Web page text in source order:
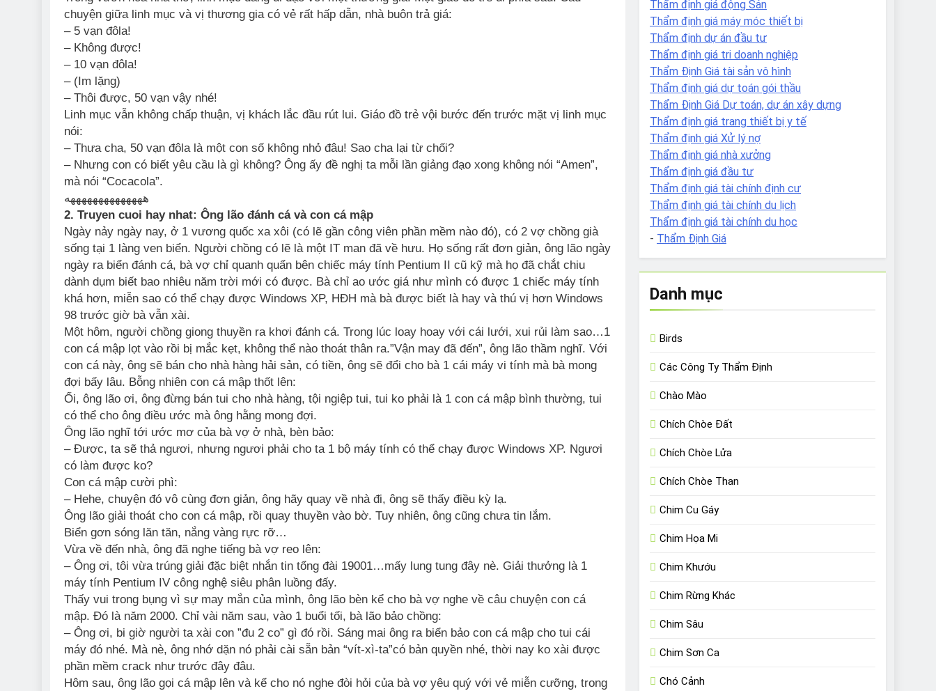
chuyện giữa linh mục và vị thương gia có vẻ rất hấp dẫn, nhà buôn trả giá:
– 5 vạn đôla!
– Không được!
– 10 vạn đôla!
– (Im lặng)
– Thôi được, 50 vạn vậy nhé!
Linh mục vẫn không chấp thuận, vị khách lắc đầu rút lui. Giáo đồ trẻ vội bước đến trước mặt vị linh mục
nói:
– Thưa cha, 50 vạn đôla là một con số không nhỏ đâu! Sao cha lại từ chối?
– Nhưng con có biết yêu cầu là gì không? Ông ấy đề nghị ta mỗi lần giảng đạo xong không nói “Amen”,
mà nói “Cocacola”.
ههههههههههههههه
2. Truyen cuoi hay nhat: Ông lão đánh cá và con cá mập
Ngày nảy ngày nay, ở 1 vương quốc xa xôi (có lẽ gần công viên phần mềm nào đó), có 2 vợ chồng già
sống tại 1 làng ven biển. Người chồng có lẽ là một IT man đã về hưu. Họ sống rất đơn giản, ông lão ngày
ngày ra biển đánh cá, bà vợ chỉ quanh quẩn bên chiếc máy tính Pentium II cũ kỹ mà họ đã chắt chiu
dành dụm biết bao nhiêu năm trời mới có được. Bà chỉ ao ước giá như mình có được 1 chiếc máy tính
khá hơn, miễn sao có thể chạy được Windows XP, HĐH mà bà được biết là hay và thú vị hơn Windows
98 trước giờ bà vẫn xài.
Một hôm, người chồng giong thuyền ra khơi đánh cá. Trong lúc loay hoay với cái lưới, xui rủi làm sao…1
con cá mập lọt vào rồi bị mắc kẹt, không thể nào thoát thân ra.”Vận may đã đến”, ông lão thầm nghĩ. Với
con cá này, ông sẽ bán cho nhà hàng hải sản, có tiền, ông sẽ đổi cho bà 1 cái máy vi tính mà bà mong
đợi bấy lâu. Bỗng nhiên con cá mập thốt lên:
Ối, ông lão ơi, ông đừng bán tui cho nhà hàng, tội ngiệp tui, tui ko phải là 1 con cá mập bình thường, tui
có thể cho ông điều ước mà ông hằng mong đợi.
Ông lão nghĩ tới ước mơ của bà vợ ở nhà, bèn bảo:
– Được, ta sẽ thả ngươi, nhưng ngươi phải cho ta 1 bộ máy tính có thể chạy được Windows XP. Ngươi
có làm được ko?
Con cá mập cười phì:
– Hehe, chuyện đó vô cùng đơn giản, ông hãy quay về nhà đi, ông sẽ thấy điều kỳ lạ.
Ông lão giải thoát cho con cá mập, rồi quay thuyền vào bờ. Tuy nhiên, ông cũng chưa tin lắm.
Biển gơn sóng lăn tăn, nắng vàng rực rỡ…
Vừa về đến nhà, ông đã nghe tiếng bà vợ reo lên:
– Ông ơi, tôi vừa trúng giải đặc biệt nhắn tin tổng đài 19001…mấy lung tung đây nè. Giải thưởng là 1
máy tính Pentium IV công nghệ siêu phân luồng đấy.
Thấy vui trong bụng vì sự may mắn của mình, ông lão bèn kể cho bà vợ nghe về câu chuyện con cá
mập. Đó là năm 2000. Chỉ vài năm sau, vào 1 buổi tối, bà lão bảo chồng:
– Ông ơi, bi giờ người ta xài con ”đu 2 co” gì đó rồi. Sáng mai ông ra biển bảo con cá mập cho tui cái
máy đó nhé. Mà nè, ông nhớ dặn nó phải cài sẵn bản “vít-xì-ta”có bản quyền nhé, thời nay ko xài được
phần mềm crack như trước đây đâu.
Hôm sau, ông lão gọi cá mập lên và kể cho nó nghe đòi hỏi của bà vợ yêu quý với vẻ miễn cưỡng, trong
Thẩm định giá động Sản
Thẩm định giá máy móc thiết bị
Thẩm định dự án đầu tư
Thẩm định giá tri doanh nghiệp
Thẩm Định Giá tài sản vô hình
Thẩm định giá dự toán gói thầu
Thẩm Định Giá Dự toán, dự án xây dựng
Thẩm định giá trang thiết bị y tế
Thẩm định giá Xử lý nợ
Thẩm định giá nhà xưởng
Thẩm định giá đầu tư
Thẩm định giá tài chính định cư
Thẩm định giá tài chính du lịch
Thẩm định giá tài chính du học
- Thẩm Định Giá
Danh mục
Birds
Các Công Ty Thẩm Định
Chào Mào
Chích Chòe Đất
Chích Chòe Lửa
Chích Chòe Than
Chim Cu Gáy
Chim Họa Mi
Chim Khướu
Chim Rừng Khác
Chim Sâu
Chim Sơn Ca
Chó Cảnh